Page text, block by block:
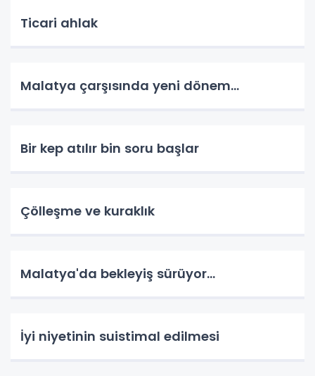
Ticari ahlak
Malatya çarşısında yeni dönem…
Bir kep atılır bin soru başlar
Çölleşme ve kuraklık
Malatya'da bekleyiş sürüyor…
İyi niyetinin suistimal edilmesi